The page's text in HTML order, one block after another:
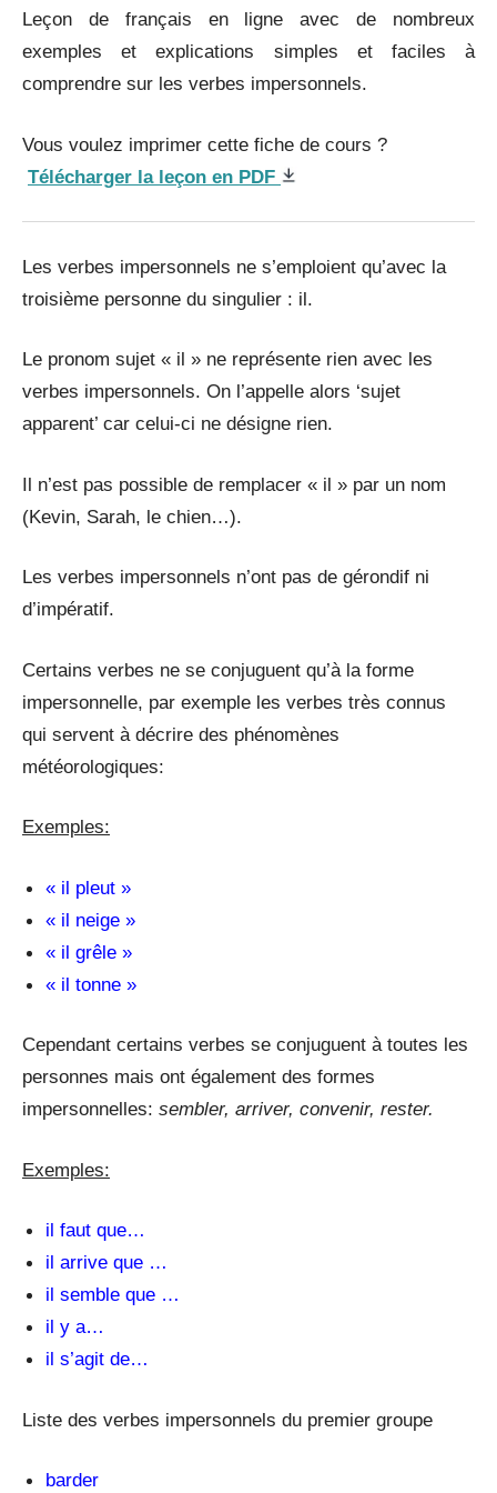
Leçon de français en ligne avec de nombreux
exemples et explications simples et faciles à
comprendre sur les verbes impersonnels.
Vous voulez imprimer cette fiche de cours ?
Télécharger la leçon en PDF
Les verbes impersonnels ne s’emploient qu’avec la
troisième personne du singulier : il.
Le pronom sujet « il » ne représente rien avec les
verbes impersonnels. On l’appelle alors ‘sujet
apparent’ car celui-ci ne désigne rien.
Il n’est pas possible de remplacer « il » par un nom
(Kevin, Sarah, le chien…).
Les verbes impersonnels n’ont pas de gérondif ni
d’impératif.
Certains verbes ne se conjuguent qu’à la forme
impersonnelle, par exemple les verbes très connus
qui servent à décrire des phénomènes
météorologiques:
Exemples:
« il pleut »
« il neige »
« il grêle »
« il tonne »
Cependant certains verbes se conjuguent à toutes les
personnes mais ont également des formes
impersonnelles: sembler, arriver, convenir, rester.
Exemples:
il faut que…
il arrive que …
il semble que …
il y a…
il s’agit de…
Liste des verbes impersonnels du premier groupe
barder